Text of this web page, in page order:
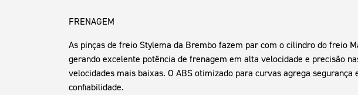
FRENAGEM
As pinças de freio Stylema da Brembo fazem par com o cilindro do freio
gerando excelente potência de frenagem em alta velocidade e precisão
velocidades mais baixas. O ABS otimizado para curvas agrega segurança
confiabilidade.